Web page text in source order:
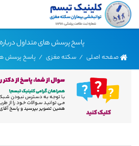
پاسخ پرسش های متداول
صفحه اصلی / سکته مغزی / پاسخ پرسش